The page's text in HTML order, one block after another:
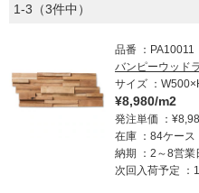
n
g
1-3（3件中）
品番
PA10011
バンピーウッド
サイズ
¥8,980/m2
発注単価
在庫
84ケース
納期
2～8営業
次回入荷予定